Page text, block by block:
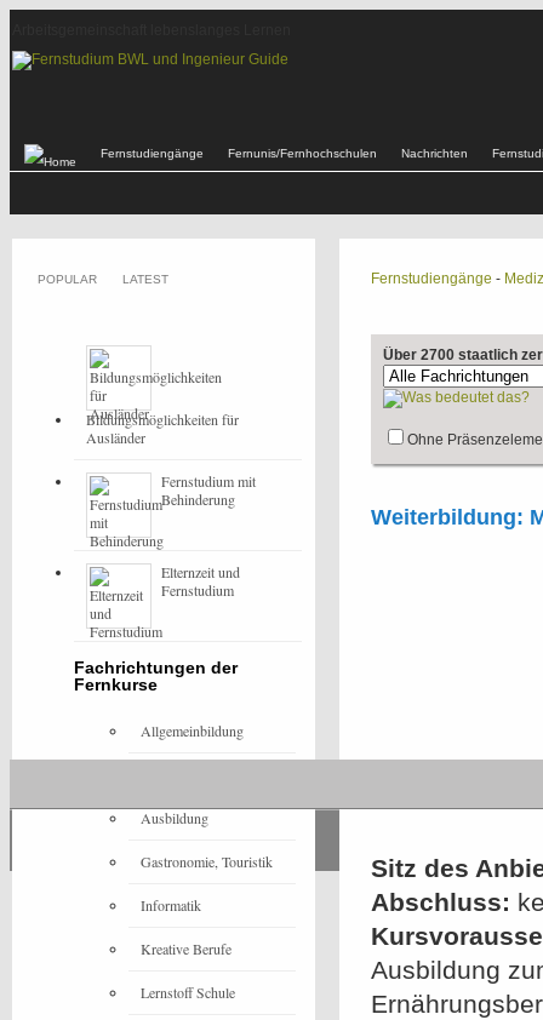
Fernstudiengänge Fernunis/Fernhochschulen Nachrichten
Fernstudiengänge -
Über 2700 staatlich
Ohne
Weiterbildung:
Sitz des
Abschluss:
Ausbildung
POPULAR LATEST
Bildungsmöglichkeiten für
Ausländer
Fernstudium mit
Behinderung
Elternzeit und
Fernstudium
Fachrichtungen der
Fernkurse
Allgemeinbildung
Ausbildung
Gastronomie, Touristik
Informatik
Kreative Berufe
Lernstoff Schule